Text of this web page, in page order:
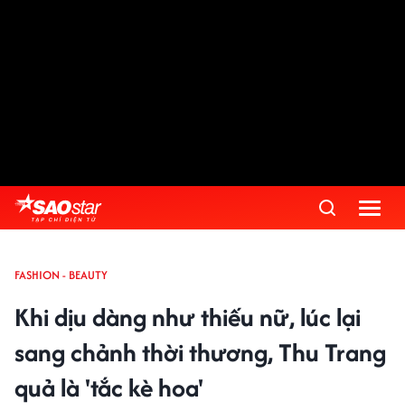
FASHION - BEAUTY
Khi dịu dàng như thiếu nữ, lúc lại
sang chảnh thời thương, Thu Trang
quả là 'tắc kè hoa'